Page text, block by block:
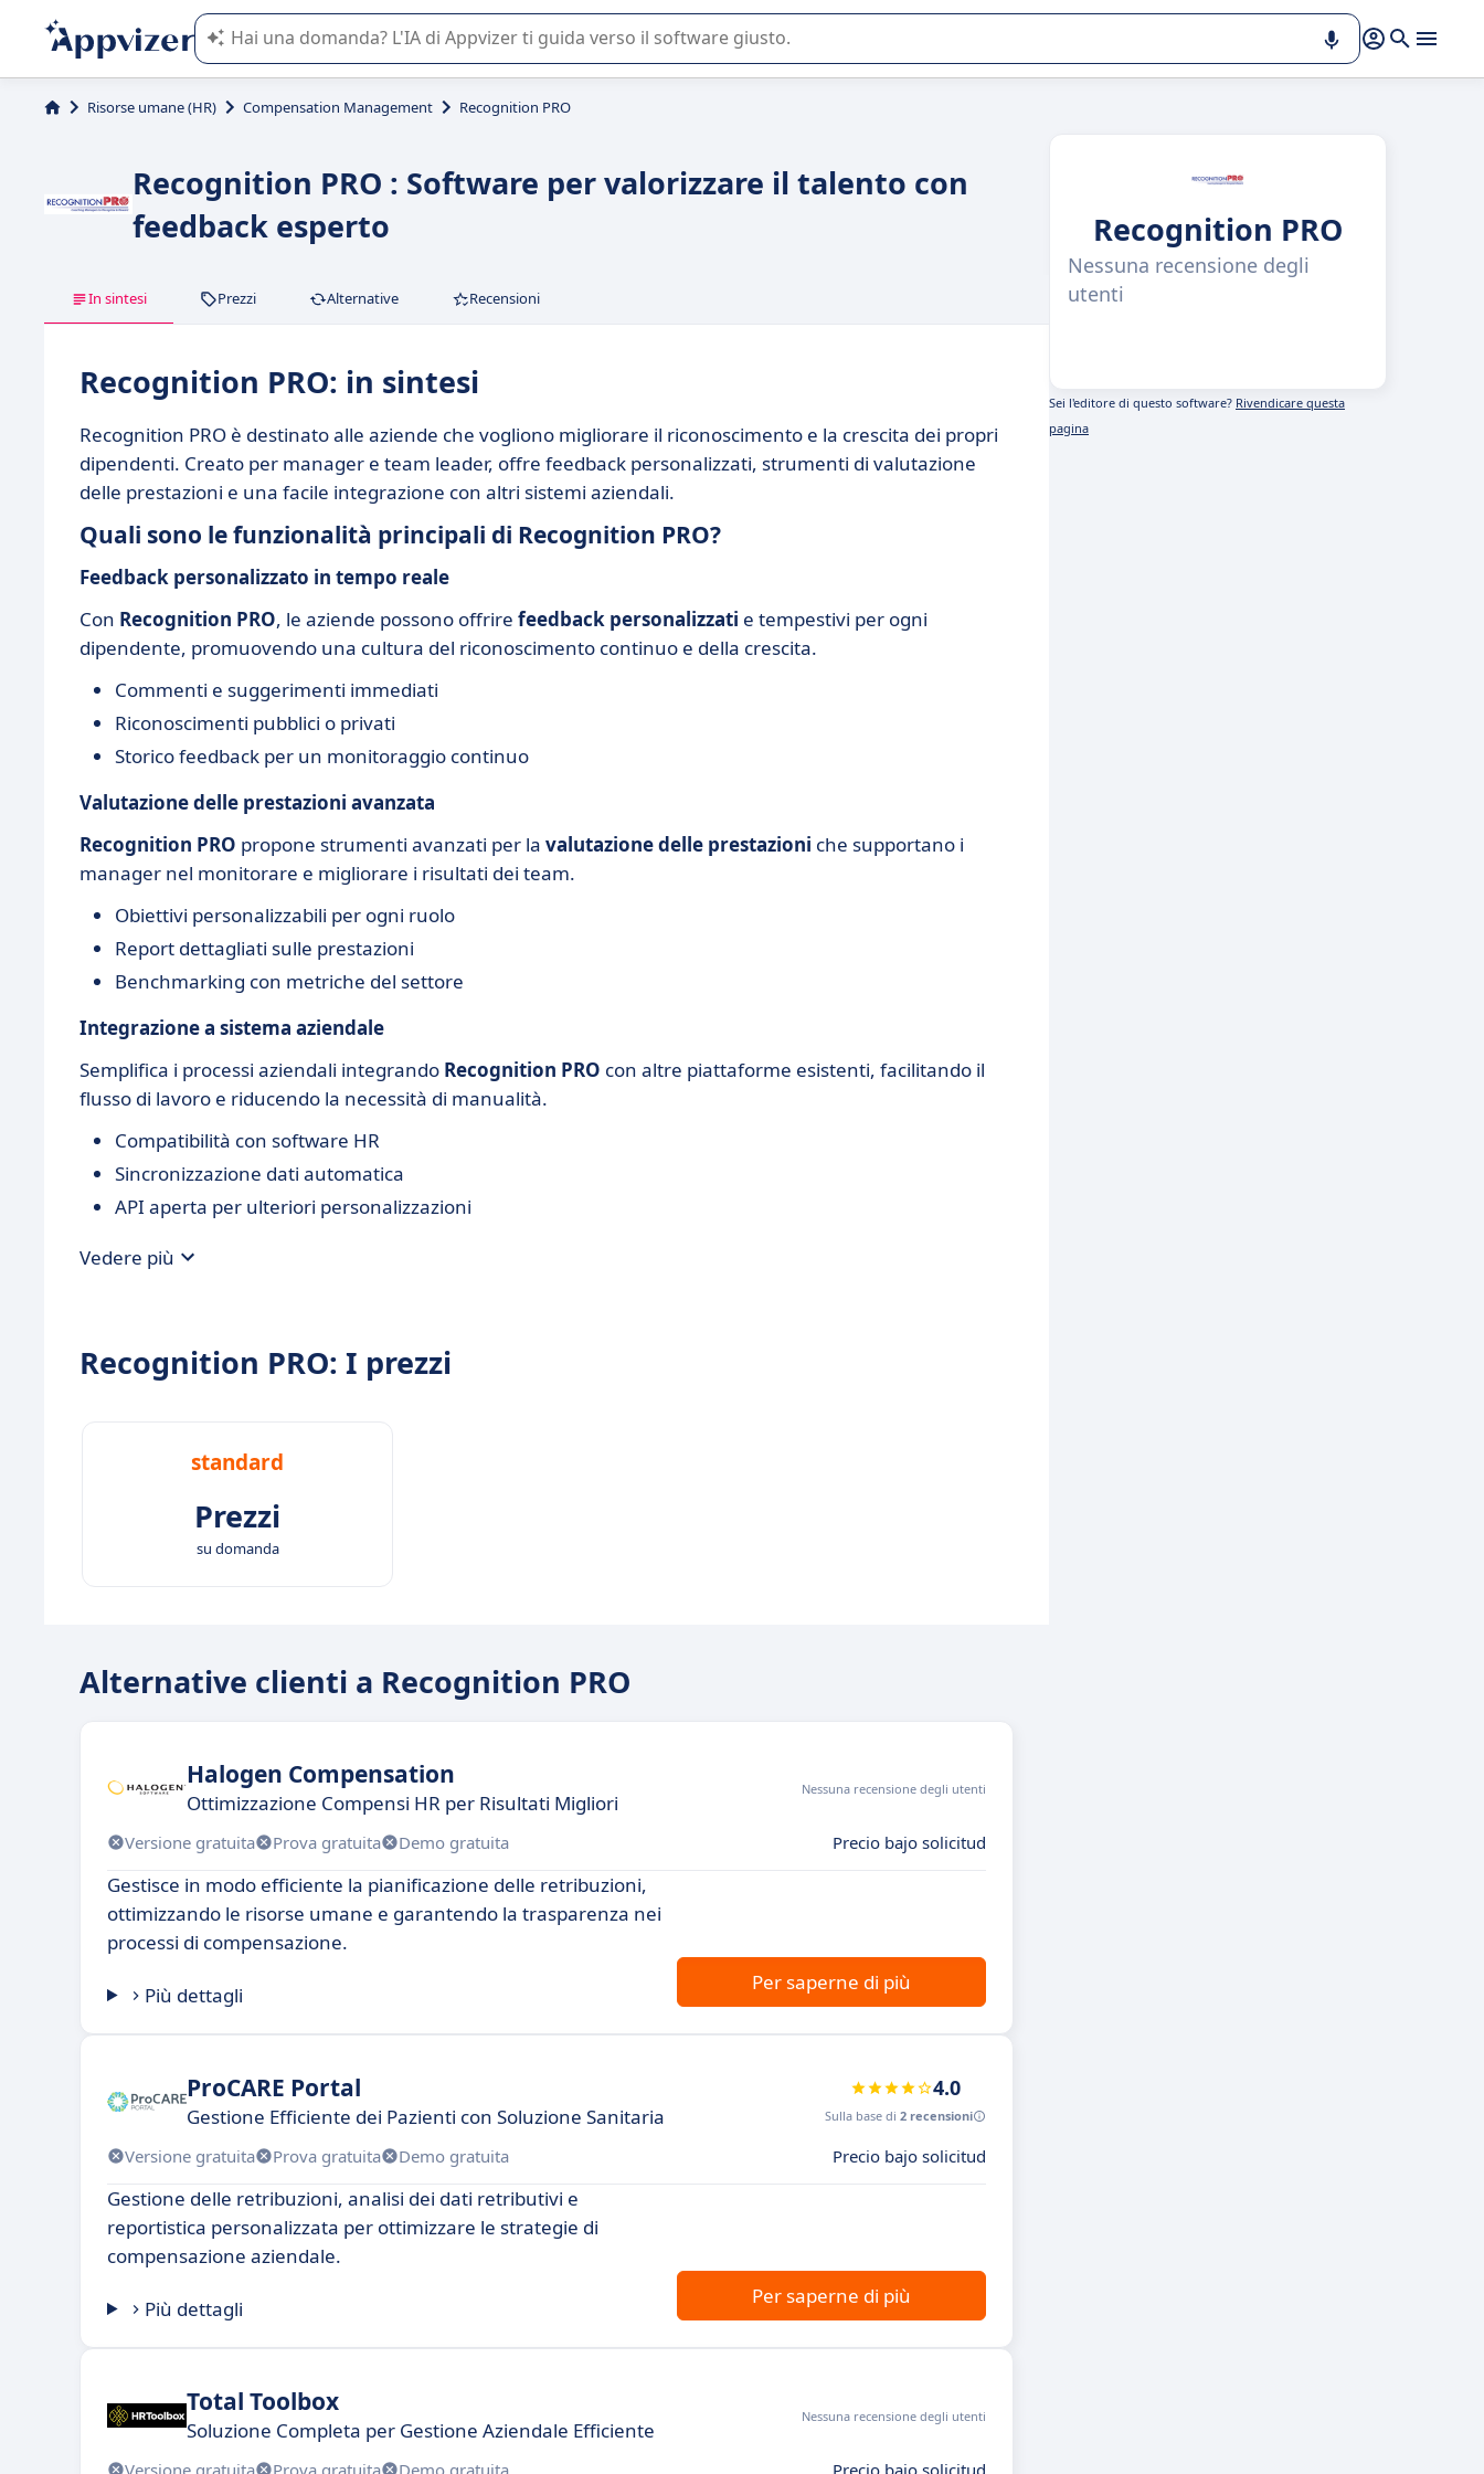
L'IA di Appvizer vi guida nell'utilizzo o nella scelta di un software SaaS per la vostra azienda.
Risorse umane (HR) Compensation Management Recognition PRO
Recognition PRO : Software per valorizzare il talento con
feedback esperto
In sintesi Prezzi Alternative Recensioni
Recognition PRO: in sintesi
Recognition PRO è destinato alle aziende che vogliono migliorare il riconoscimento e la crescita dei propri
dipendenti. Creato per manager e team leader, offre feedback personalizzati, strumenti di valutazione
delle prestazioni e una facile integrazione con altri sistemi aziendali.
Quali sono le funzionalità principali di Recognition PRO?
Feedback personalizzato in tempo reale
Con Recognition PRO, le aziende possono offrire feedback personalizzati e tempestivi per ogni
dipendente, promuovendo una cultura del riconoscimento continuo e della crescita.
Commenti e suggerimenti immediati
Riconoscimenti pubblici o privati
Storico feedback per un monitoraggio continuo
Valutazione delle prestazioni avanzata
Recognition PRO propone strumenti avanzati per la valutazione delle prestazioni che supportano i
manager nel monitorare e migliorare i risultati dei team.
Obiettivi personalizzabili per ogni ruolo
Report dettagliati sulle prestazioni
Benchmarking con metriche del settore
Integrazione a sistema aziendale
Semplifica i processi aziendali integrando Recognition PRO con altre piattaforme esistenti, facilitando il
flusso di lavoro e riducendo la necessità di manualità.
Compatibilità con software HR
Sincronizzazione dati automatica
API aperta per ulteriori personalizzazioni
Vedere più
Recognition PRO: I prezzi
standard
Prezzi
su domanda
Alternative clienti a Recognition PRO
Halogen Compensation
Ottimizzazione Compensi HR per Risultati Migliori
Nessuna recensione degli utenti
Versione gratuita Prova gratuita Demo gratuita Precio bajo solicitud
Gestisce in modo efficiente la pianificazione delle retribuzioni,
ottimizzando le risorse umane e garantendo la trasparenza nei
processi di compensazione.
Più dettagli
Per saperne di più
ProCARE Portal
Gestione Efficiente dei Pazienti con Soluzione Sanitaria
4.0
Sulla base di 2 recensioni
Versione gratuita Prova gratuita Demo gratuita Precio bajo solicitud
Gestione delle retribuzioni, analisi dei dati retributivi e
reportistica personalizzata per ottimizzare le strategie di
compensazione aziendale.
Più dettagli
Per saperne di più
Total Toolbox
Soluzione Completa per Gestione Aziendale Efficiente
Nessuna recensione degli utenti
Versione gratuita Prova gratuita Demo gratuita Precio bajo solicitud
Recognition PRO
Nessuna recensione degli
utenti
Sei l'editore di questo software? Rivendicare questa
pagina